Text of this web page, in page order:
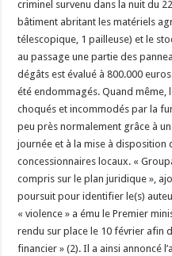
criminel survenu dans la nuit du
bâtiment abritant les matériels
télescopique, 1 pailleuse) et le
au passage une partie des
dégâts est évalué à 800.000
été endommagés. Quand même,
choqués et incommodés par la
peu près normalement grâce à
journée et à la mise à disposition
concessionnaires locaux. «
compris sur le plan juridique »,
poursuit pour identifier le(s)
« violence » a ému le Premier
rendu sur place le 10 février afin
financier » (2). Il a ainsi annoncé